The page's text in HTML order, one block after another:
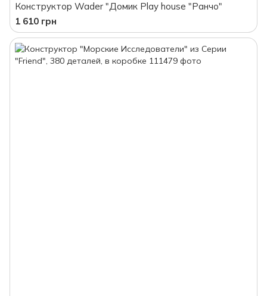
Конструктор Wader "Домик Play house "Ранчо"
1 610 грн